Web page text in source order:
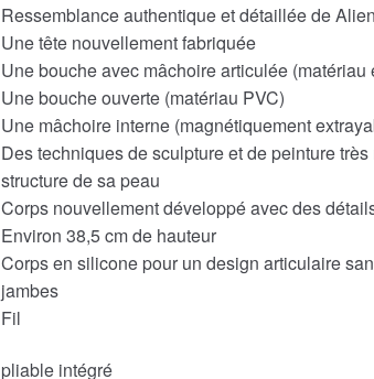
Ressemblance authentique et détaillée de
Une tête nouvellement fabriquée
Une bouche avec mâchoire articulée (matériau
Une bouche ouverte (matériau PVC)
Une mâchoire interne (magnétiquement
Des techniques de sculpture et de peinture
structure de sa peau
Corps nouvellement développé avec des
Environ 38,5 cm de hauteur
Corps en silicone pour un design articulaire
jambes
Fil
pliable intégré